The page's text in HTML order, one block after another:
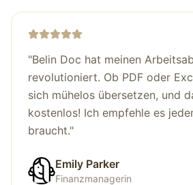
"Belin Doc hat meinen
revolutioniert. Ob PDF oder
sich mühelos übersetzen, und
kostenlos! Ich empfehle es
braucht."
Emily Parker
Finanzmanagerin